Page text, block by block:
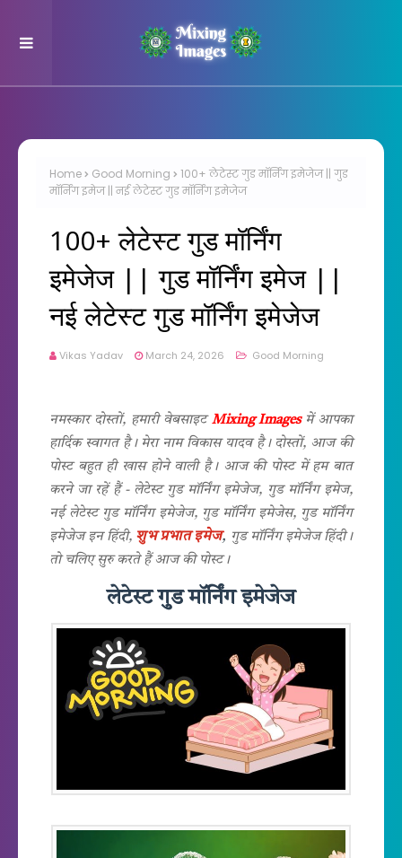
Home Good Morning
100+ लेटेस्ट गुड मॉर्निंग इमेजेज || गुड
मॉर्निंग इमेज || नई लेटेस्ट गुड मॉर्निंग इमेजेज
100+ लेटेस्ट गुड मॉर्निंग
इमेजेज || गुड मॉर्निंग इमेज ||
नई लेटेस्ट गुड मॉर्निंग इमेजेज
Vikas Yadav March 24, 2026 Good Morning
नमस्कार दोस्तों, हमारी वेबसाइट Mixing Imagesमें आपका
हार्दिक स्वागत है। मेरा नाम विकास यादव है। दोस्तों, आज की
पोस्ट बहुत ही खास होने वाली है। आज की पोस्ट में हम बात
करने जा रहें हैं - लेटेस्ट गुड मॉर्निंग इमेजेज, गुड मॉर्निंग इमेज,
नई लेटेस्ट गुड मॉर्निंग इमेजेज, गुड मॉर्निंग इमेजेस, गुड मॉर्निंग
इमेजेज इन हिंदी, शुभ प्रभात इमेज, गुड मॉर्निंग इमेजेज हिंदी।
तो चलिए सुरु करते हैं आज की पोस्ट।
लेटेस्ट गुड मॉर्निंग इमेजेज